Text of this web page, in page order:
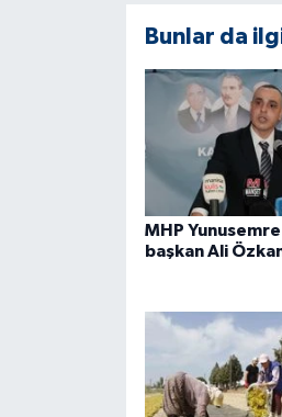
Bunlar da
MHP
başkan Ali